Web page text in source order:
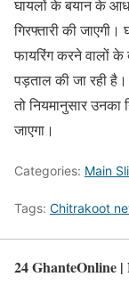
घायलों के बयान के
गिरफ्तारी की
फायरिंग करने वालों
पड़ताल की जा रही
तो नियमानुसार उनका
जाएगा।
Categories: Main
Tags: Chitrakoot
24 GhanteOnline |